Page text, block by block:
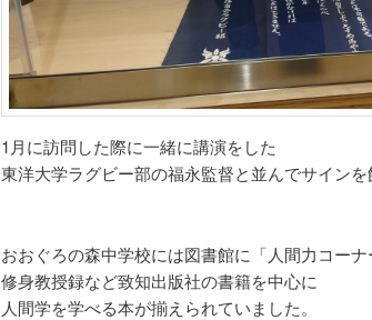
1月に訪問した際に一緒に講演をした
東洋大学ラグビー部の福永監督と並んでサインを
おおぐろの森中学校には図書館に「人間力コーナ
修身教授録など致知出版社の書籍を中心に
人間学を学べる本が揃えられていました。